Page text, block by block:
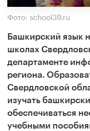
Фото: school39.ru
Башкирский язык
школах
департаменте
региона.
Свердловской
изучать
обеспечиваться
учебными